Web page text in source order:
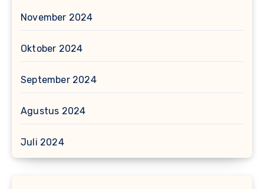
November 2024
Oktober 2024
September 2024
Agustus 2024
Juli 2024